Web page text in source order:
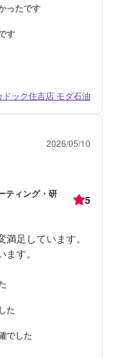
ったです
す
ドック住吉店 モダ石油
2026/05/10
ティング・研
5
足しています。
す。
た
でした